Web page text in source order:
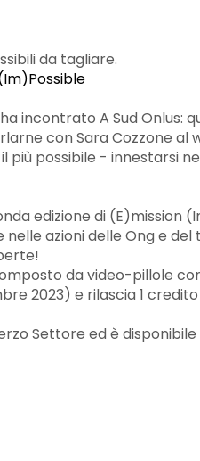
da tagliare.
ha incontrato A Sud
con Sara Cozzone
più possibile - innestarsi
edizione di (E)mission
nelle azioni delle Ong e
da video-pillole
2023) e rilascia 1
Settore ed è